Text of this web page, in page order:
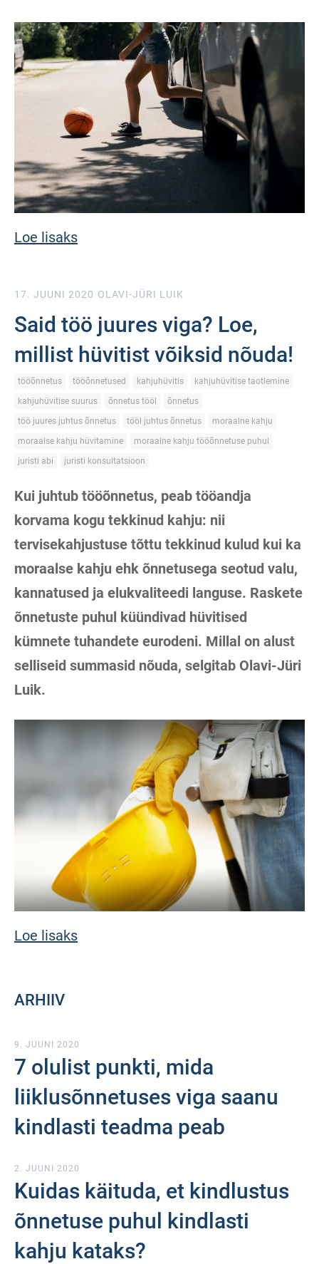
Loe lisaks
17. JUUNI 2020 OLAVI-JÜRI LUIK
Said töö juures viga? Loe,
millist hüvitist võiksid nõuda!
tööõnnetus tööõnnetused kahjuhüvitis
kahjuhüvitise taotlemine
kahjuhüvitise suurus
õnnetus tööl
õnnetus
töö juures juhtus õnnetus
tööl juhtus õnnetus
moraalne kahju
moraalse kahju hüvitamine
moraalne kahju tööõnnetuse puhul
juristi abi
juristi konsultatsioon
Kui juhtub tööõnnetus, peab tööandja
korvama kogu tekkinud kahju: nii
tervisekahjustuse tõttu tekkinud kulud kui ka
moraalse kahju ehk õnnetusega seotud valu,
kannatused ja elukvaliteedi languse. Raskete
õnnetuste puhul küündivad hüvitised
kümnete tuhandete eurodeni. Millal on alust
selliseid summasid nõuda, selgitab Olavi-Jüri
Luik.
Loe lisaks
ARHIIV
9. JUUNI 2020
7 olulist punkti, mida
liiklusõnnetuses viga saanu
kindlasti teadma peab
2. JUUNI 2020
Kuidas käituda, et kindlustus
õnnetuse puhul kindlasti
kahju kataks?